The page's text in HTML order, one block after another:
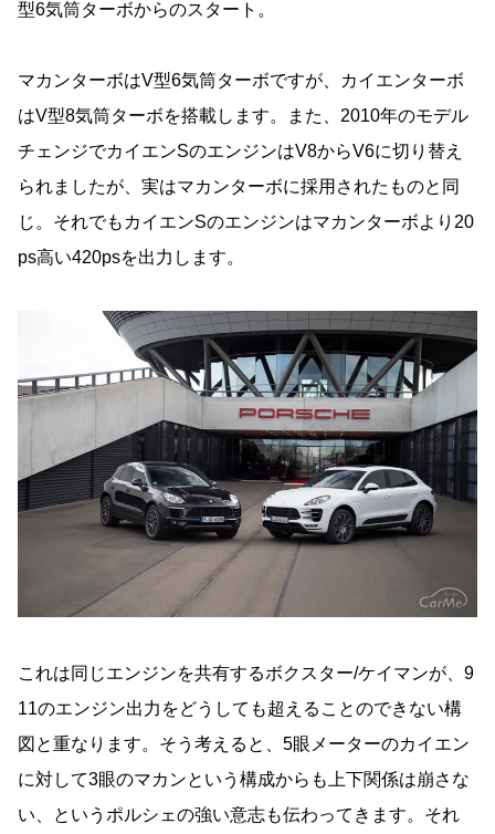
型6気筒ターボからのスタート。
マカンターボはV型6気筒ターボですが、カイエンターボ
はV型8気筒ターボを搭載します。また、2010年のモデル
チェンジでカイエンSのエンジンはV8からV6に切り替え
られましたが、実はマカンターボに採用されたものと同
じ。それでもカイエンSのエンジンはマカンターボより20
ps高い420psを出力します。
これは同じエンジンを共有するボクスター/ケイマンが、9
11のエンジン出力をどうしても超えることのできない構
図と重なります。そう考えると、5眼メーターのカイエン
に対して3眼のマカンという構成からも上下関係は崩さな
い、というポルシェの強い意志も伝わってきます。それ